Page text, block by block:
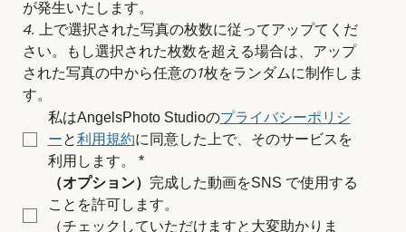
が発生いたします。
4. 上で選択された写真の枚数に従ってアップてくだ
さい。もし選択された枚数を超える場合は、アップ
された写真の中から任意の1枚をランダムに制作しま
す。
私はAngelsPhoto Studioのプライバシーポリシ
ーと利用規約に同意した上で、そのサービスを
利用します。
*
（オプション） 完成した動画をSNS で使用する
ことを許可します。
（チェックしていただけますと大変助かりま